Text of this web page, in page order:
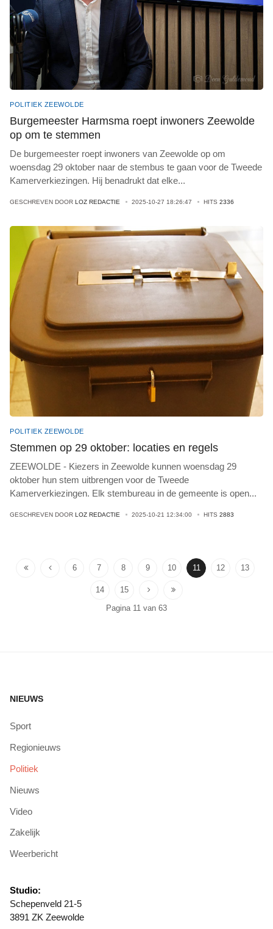
POLITIEK ZEEWOLDE
Burgemeester Harmsma roept inwoners Zeewolde
op om te stemmen
De burgemeester roept inwoners van Zeewolde op om
woensdag 29 oktober naar de stembus te gaan voor de Tweede
Kamerverkiezingen. Hij benadrukt dat elke...
GESCHREVEN DOOR LOZ REDACTIE 2025-10-27 18:26:47 HITS 2336
POLITIEK ZEEWOLDE
Stemmen op 29 oktober: locaties en regels
ZEEWOLDE - Kiezers in Zeewolde kunnen woensdag 29
oktober hun stem uitbrengen voor de Tweede
Kamerverkiezingen. Elk stembureau in de gemeente is open...
GESCHREVEN DOOR LOZ REDACTIE 2025-10-21 12:34:00 HITS 2883
6 7 8 9 10 11 12 13
14
15
Pagina 11 van 63
NIEUWS
Sport
Regionieuws
Politiek
Nieuws
Video
Zakelijk
Weerbericht
Studio:
Schepenveld 21-5
3891 ZK Zeewolde